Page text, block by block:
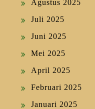
Agustus 2025
Juli 2025
Juni 2025
Mei 2025
April 2025
Februari 2025
Januari 2025